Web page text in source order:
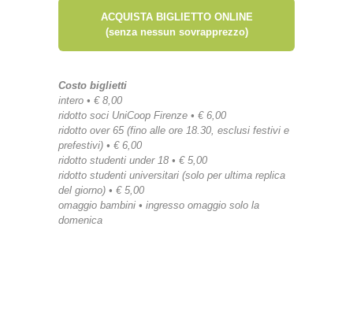
ACQUISTA BIGLIETTO ONLINE
(senza nessun sovrapprezzo)
Costo biglietti
intero • € 8,00
ridotto soci UniCoop Firenze • € 6,00
ridotto over 65 (fino alle ore 18.30, esclusi festivi e
prefestivi) • € 6,00
ridotto studenti under 18 • € 5,00
ridotto studenti universitari (solo per ultima replica
del giorno) • € 5,00
omaggio bambini • ingresso omaggio solo la
domenica